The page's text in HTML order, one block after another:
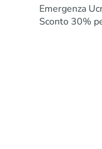
Emergenza
Sconto 30%